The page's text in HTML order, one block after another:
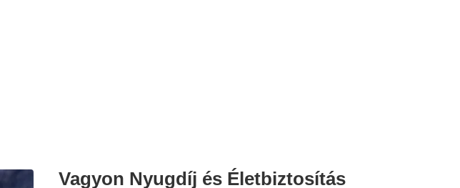
Vagyon Nyugdíj és Életbiztosítás